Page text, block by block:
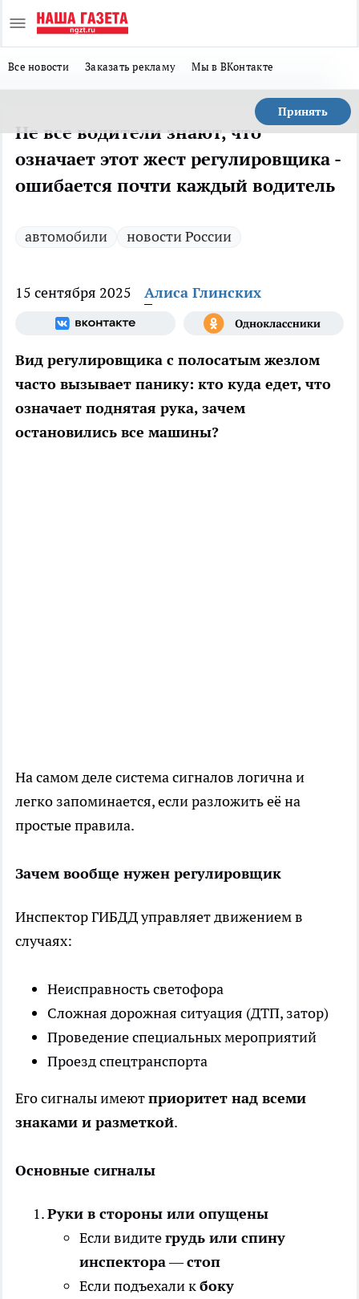
Все новости Заказать рекламу Мы в ВКонтакте
Принять
Не все водители знают, что
означает этот жест регулировщика -
ошибается почти каждый водитель
автомобили новости России
15 сентября 2025 Алиса Глинских
Вид регулировщика с полосатым жезлом
часто вызывает панику: кто куда едет, что
означает поднятая рука, зачем
остановились все машины?
На самом деле система сигналов логична и
легко запоминается, если разложить её на
простые правила.
Зачем вообще нужен регулировщик
Инспектор ГИБДД управляет движением в
случаях:
Неисправность светофора
Сложная дорожная ситуация (ДТП, затор)
Проведение специальных мероприятий
Проезд спецтранспорта
Его сигналы имеютприоритет над всеми
знаками и разметкой.
Основные сигналы
Руки в стороны или опущены
Если видитегрудь или спину
инспектора—стоп
Если подъехали кбоку